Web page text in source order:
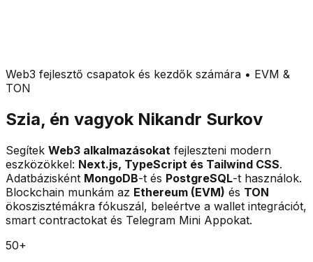
Web3 fejlesztő csapatok és kezdők számára • EVM &
TON
Szia, én vagyok Nikandr Surkov
Segítek Web3 alkalmazásokat fejleszteni modern
eszközökkel: Next.js, TypeScript és Tailwind CSS.
Adatbázisként MongoDB-t és PostgreSQL-t használok.
Blockchain munkám az Ethereum (EVM) és TON
ökoszisztémákra fókuszál, beleértve a wallet integrációt,
smart contractokat és Telegram Mini Appokat.
50+